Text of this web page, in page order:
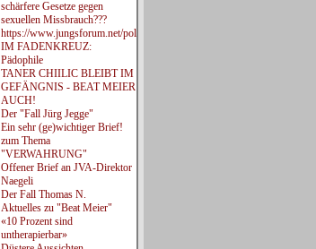
schärfere Gesetze gegen
sexuellen Missbrauch???
https://www.jungsforum.net/politik/messages/181841.htm
IM FADENKREUZ:
Pädophile
TANER CHIILIC BLEIBT IM
GEFÄNGNIS - BEAT MEIER
AUCH!
Der "Fall Jürg Jegge"
Ein sehr (ge)wichtiger Brief!
zum Thema
"VERWAHRUNG"
Offener Brief an JVA-Direktor
Naegeli
Der Fall Thomas N.
Aktuelles zu "Beat Meier"
«10 Prozent sind
untherapierbar»